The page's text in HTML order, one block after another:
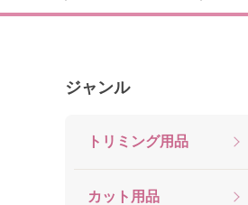
ジャンル
トリミング用品
カット用品